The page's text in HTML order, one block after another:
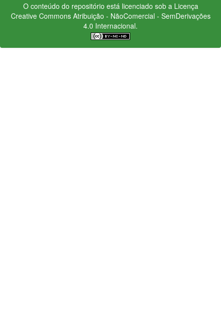
O conteúdo do repositório está licenciado sob a Licença
Creative CommonsAtribuição - NãoComercial - SemDerivações
4.0 Internacional.